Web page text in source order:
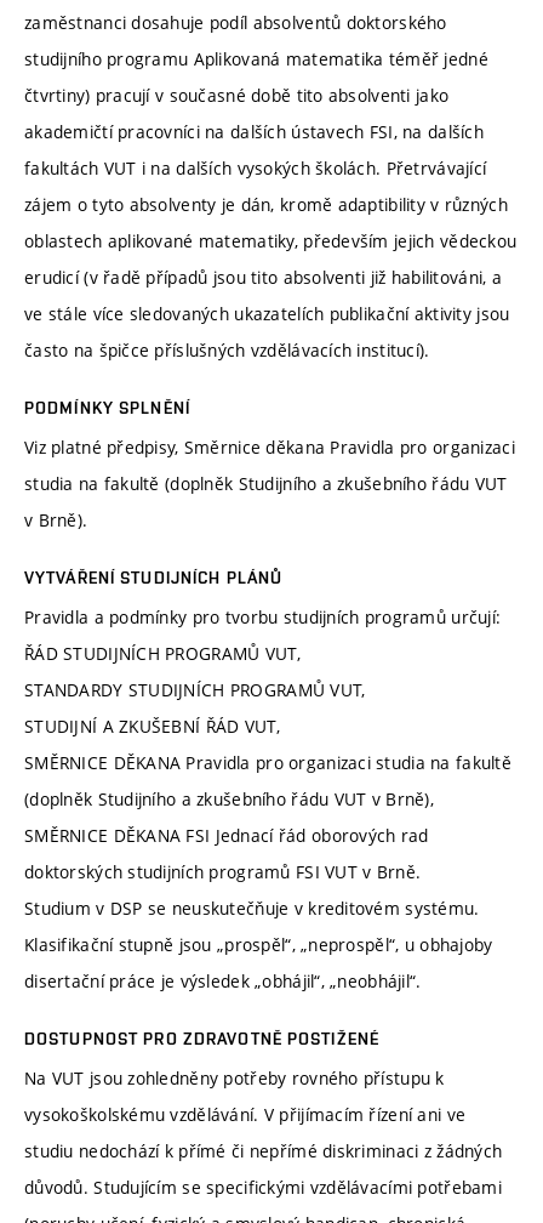
zaměstnanci dosahuje podíl absolventů doktorského
studijního programu Aplikovaná matematika téměř jedné
čtvrtiny) pracují v současné době tito absolventi jako
akademičtí pracovníci na dalších ústavech FSI, na dalších
fakultách VUT i na dalších vysokých školách. Přetrvávající
zájem o tyto absolventy je dán, kromě adaptibility v různých
oblastech aplikované matematiky, především jejich vědeckou
erudicí (v řadě případů jsou tito absolventi již habilitováni, a
ve stále více sledovaných ukazatelích publikační aktivity jsou
často na špičce příslušných vzdělávacích institucí).
PODMÍNKY SPLNĚNÍ
Viz platné předpisy, Směrnice děkana Pravidla pro organizaci
studia na fakultě (doplněk Studijního a zkušebního řádu VUT
v Brně).
VYTVÁŘENÍ STUDIJNÍCH PLÁNŮ
Pravidla a podmínky pro tvorbu studijních programů určují:
ŘÁD STUDIJNÍCH PROGRAMŮ VUT,
STANDARDY STUDIJNÍCH PROGRAMŮ VUT,
STUDIJNÍ A ZKUŠEBNÍ ŘÁD VUT,
SMĚRNICE DĚKANA Pravidla pro organizaci studia na fakultě
(doplněk Studijního a zkušebního řádu VUT v Brně),
SMĚRNICE DĚKANA FSI Jednací řád oborových rad
doktorských studijních programů FSI VUT v Brně.
Studium v DSP se neuskutečňuje v kreditovém systému.
Klasifikační stupně jsou „prospěl“, „neprospěl“, u obhajoby
disertační práce je výsledek „obhájil“, „neobhájil“.
DOSTUPNOST PRO ZDRAVOTNĚ POSTIŽENÉ
Na VUT jsou zohledněny potřeby rovného přístupu k
vysokoškolskému vzdělávání. V přijímacím řízení ani ve
studiu nedochází k přímé či nepřímé diskriminaci z žádných
důvodů. Studujícím se specifickými vzdělávacími potřebami